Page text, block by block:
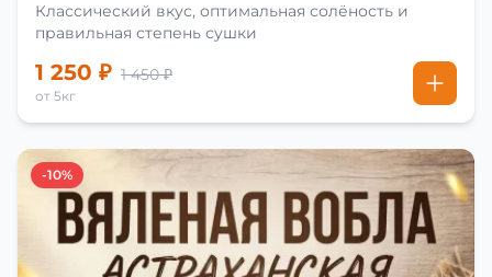
Классический вкус, оптимальная солёность и
правильная степень сушки
1 250 ₽ 1 450 ₽
от 5кг
-10%